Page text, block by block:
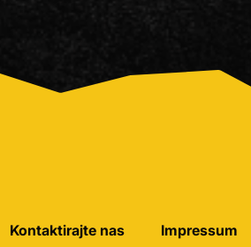
Kontaktirajte nas
Impressum